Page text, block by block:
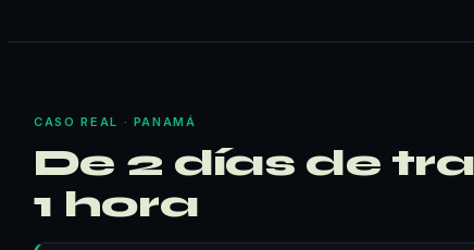
CASO REAL · PANAMÁ
De 2 días de
1 hora